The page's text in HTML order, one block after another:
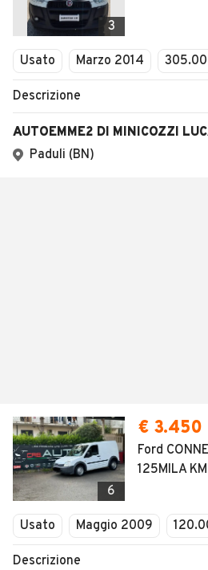
3
Usato Marzo 2014
Descrizione
AUTOEMME2 DI MINICOZZI
Paduli (BN)
6
€ 3.450
Ford
125MILA
Usato Maggio 2009
Descrizione